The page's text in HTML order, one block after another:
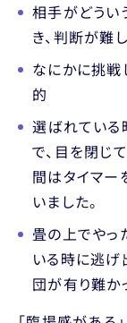
相手がどうい
き、判断が難
なにかに挑戦
的
選ばれている
で、目を閉じ
間はタイマー
いました。
畳の上でやっ
いる時に逃げ
団が有り難か